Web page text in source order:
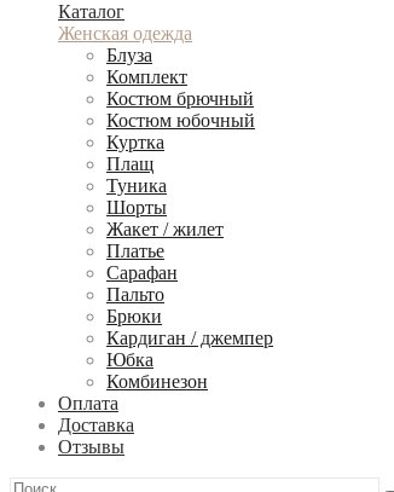
Каталог
Женская одежда
Блуза
Комплект
Костюм брючный
Костюм юбочный
Куртка
Плащ
Туника
Шорты
Жакет / жилет
Платье
Сарафан
Пальто
Брюки
Кардиган / джемпер
Юбка
Комбинезон
Оплата
Доставка
Отзывы